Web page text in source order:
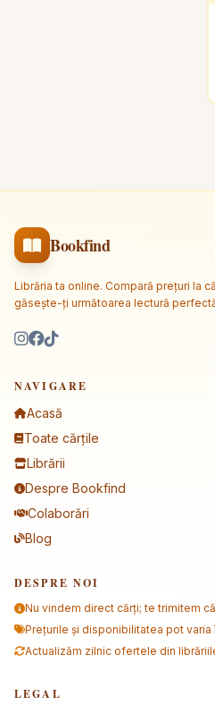
Bookfind
Librăria ta online. Compară prețuri la
găsește-ți următoarea lectură
NAVIGARE
Acasă
Toate cărțile
Librării
Despre Bookfind
Colaborări
Blog
DESPRE NOI
Nu vindem direct cărți; te trimitem
Prețurile și disponibilitatea pot
Actualizăm zilnic ofertele din
LEGAL